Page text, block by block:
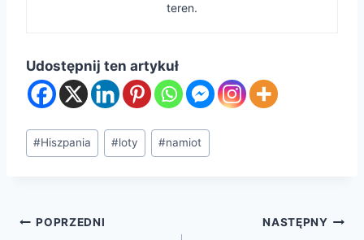
teren.
Udostępnij ten artykuł
Tagi
wpisu:
#Hiszpania #loty #namiot
Nawigacja
POPRZEDNI NASTĘPNY